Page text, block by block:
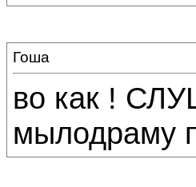
Гоша
во как !
мылодраму